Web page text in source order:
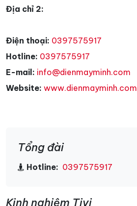
Địa chỉ 2:
Điện thoại: 0397575917
Hotline: 0397575917
E-mail: info@dienmayminh.com
Website: www.dienmayminh.com
Tổng đài
Hotline: 0397575917
Kinh nghiệm Tivi